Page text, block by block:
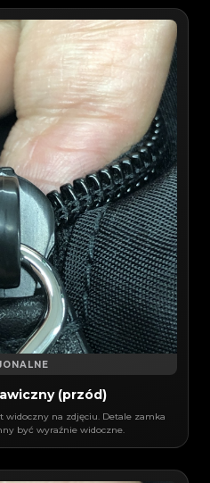
(przód)
widoczny na zdjęciu. Detale zamka
być wyraźnie widoczne.